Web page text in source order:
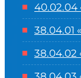
38.04.01